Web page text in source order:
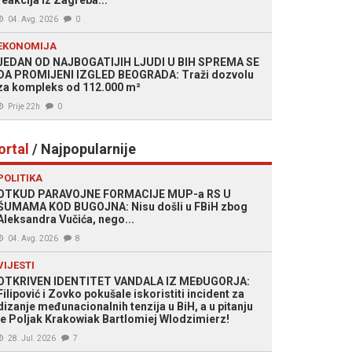
04. Avg. 2026 0
OD NAJBOGATIJIH LJUDI U BIH SPREMA SE
PROMIJENI IZGLED BEOGRADA: Traži dozvolu
kompleks od 112.000 m²
Prije 22h 0
/ Najpopularnije
PARAVOJNE FORMACIJE MUP-a RS U
KOD BUGOJNA: Nisu došli u FBiH zbog
Vučića, nego...
04. Avg. 2026 8
IDENTITET VANDALA IZ MEĐUGORJA:
i Zovko pokušale iskoristiti incident za
međunacionalnih tenzija u BiH, a u pitanju
Poljak Krakowiak Bartlomiej Wlodzimierz!
28. Jul. 2026 7